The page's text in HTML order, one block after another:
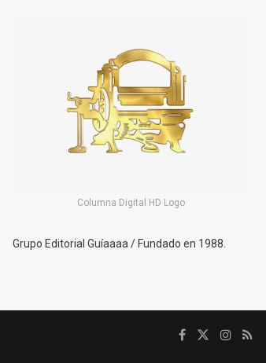
Columna Digital HD Logo
Grupo Editorial Guíaaaa / Fundado en 1988.